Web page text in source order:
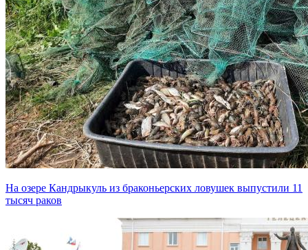
На озере Кандрыкуль из браконьерских ловушек выпустили 11
тысяч раков